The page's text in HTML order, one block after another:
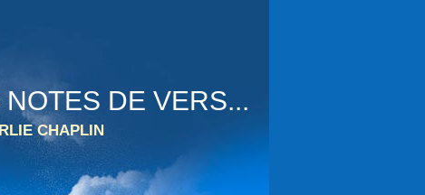
DE VERS...
CHAPLIN